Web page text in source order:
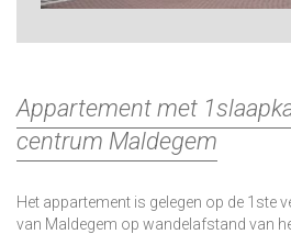
Appartement met
centrum Maldegem
Het appartement is gelegen op de 1ste
van Maldegem op wandelafstand van